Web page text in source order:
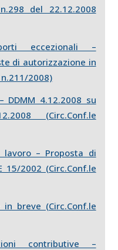
del 22.12.2008
eccezionali –
di autorizzazione in
2008)
DDMM 4.12.2008 su
(Circ.Conf.le
– Proposta di
2002 (Circ.Conf.le
breve (Circ.Conf.le
contributive –